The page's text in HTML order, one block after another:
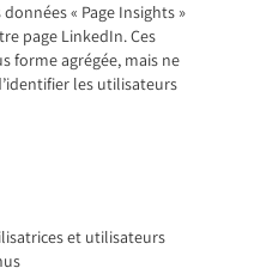
« Page Insights »
page LinkedIn. Ces
forme agrégée, mais ne
les utilisateurs
et utilisateurs